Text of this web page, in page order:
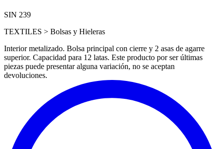
SIN 239
TEXTILES > Bolsas y Hieleras
Interior metalizado. Bolsa principal con cierre y 2 asas de agarre
superior. Capacidad para 12 latas. Este producto por ser últimas
piezas puede presentar alguna variación, no se aceptan
devoluciones.